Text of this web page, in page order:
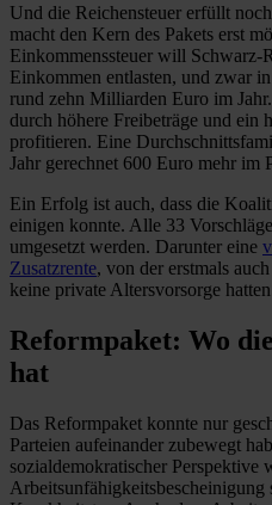
Und die Reichensteuer erfüllt
macht den Kern des Pakets erst
Einkommenssteuer will Schwarz-
Einkommen entlasten, und zwar
rund zehn Milliarden Euro im
durch höhere Freibeträge und ein
profitieren. Eine
Jahr gerechnet 600 Euro mehr im
Ein Erfolg ist auch, dass die
einigen konnte. Alle 33
umgesetzt werden. Darunter eine
Zusatzrente, von der erstmals
keine private Altersvorsorge
Reformpaket: Wo
hat
Das Reformpaket konnte nur
Parteien aufeinander zubewegt
sozialdemokratischer Perspektive
Arbeitsunfähigkeitsbescheinigung